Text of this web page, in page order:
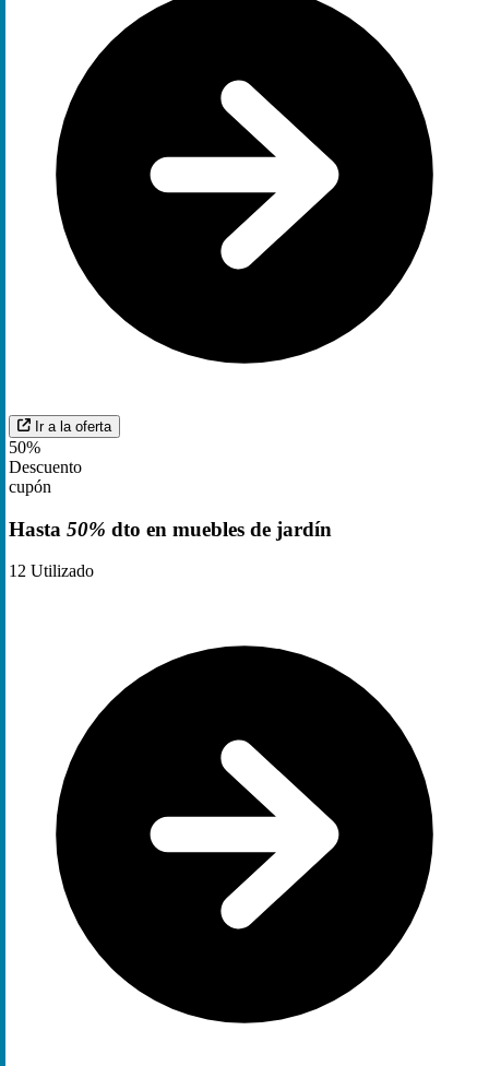
Ir a la oferta
50%
Descuento
cupón
Hasta 50% dto en muebles de jardín
12 Utilizado